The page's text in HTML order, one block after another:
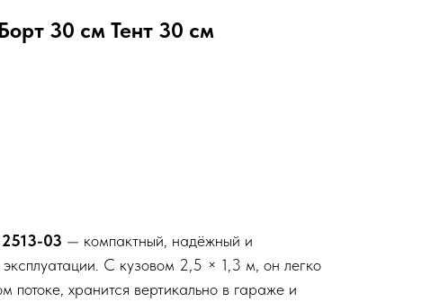
30 см Тент 30 см
03 — компактный, надёжный и
С кузовом 2,5 × 1,3 м, он легко
потоке, хранится вертикально в гараже и